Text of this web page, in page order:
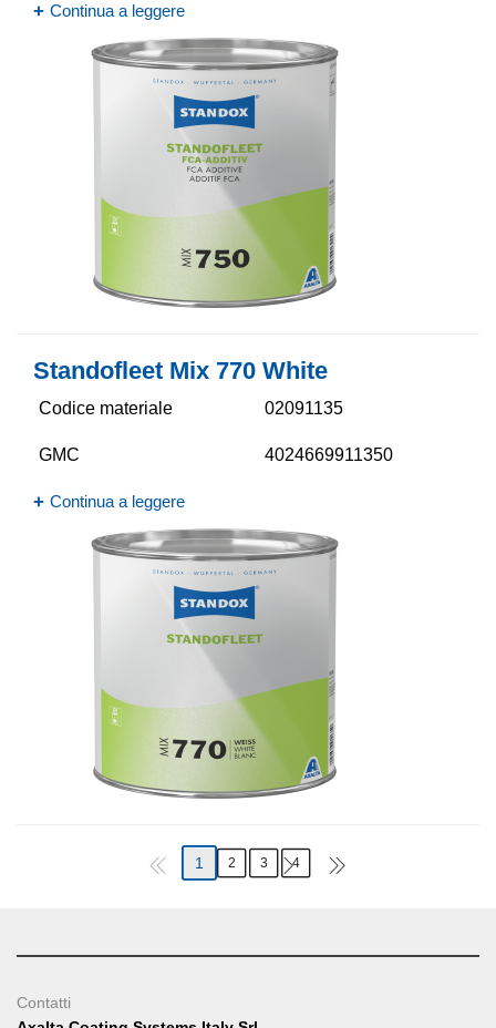
Continua a leggere
Standofleet Mix 770 White
Codice materiale 02091135
GMC 4024669911350
Continua a leggere
1 2 3 4
Contatti